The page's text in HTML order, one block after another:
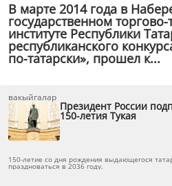
В марте 2014 года в
государственном
институте Республики
республиканского
по-татарски», прошел к...
вакыйгалар
Президент России
150-летия Тукая
150-летие со дня рождения выдающегося
праздноваться в 2036 году.